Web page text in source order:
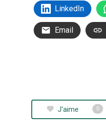
LinkedIn
Email
J'aime 0